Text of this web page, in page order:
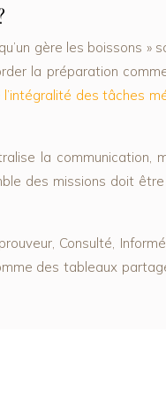
gère les boissons
la préparation
des tâches
la communication,
des missions doit
Consulté,
des tableaux